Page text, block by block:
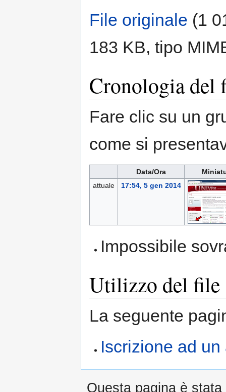
File originale (1
183 KB, tipo
Cronologia del
Fare clic su un
come si
Data/Ora
attuale
17:54, 5 gen 2014
Impossibile
Utilizzo del file
La seguente
Iscrizione ad
Questa pagina è